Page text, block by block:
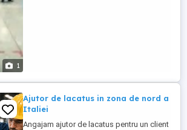
1
Ajutor de lacatus in zona de nord a
Italiei
Angajam ajutor de lacatus pentru un client